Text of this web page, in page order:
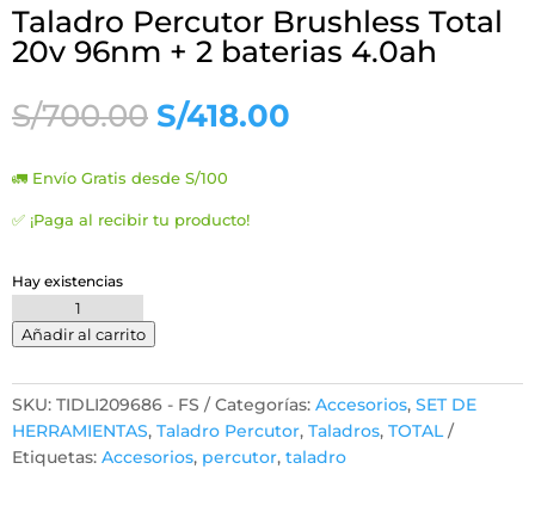
Taladro Percutor Brushless Total
20v 96nm + 2 baterias 4.0ah
S/700.00 El
precio
original
era:
S/700.00.
S/418.00
🚛 Envío Gratis desde S/100
✅ ¡Paga al recibir tu producto!
Hay existencias
Percutor
Total
20v
96nm
+
Añadir al carrito
SKU: TIDLI209686 - FS Categorías: Accesorios, SET DE
HERRAMIENTAS, Taladro Percutor, Taladros, TOTAL
Etiquetas: Accesorios, percutor, taladro